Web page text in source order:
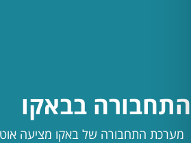
התחבורה בבאקו
מערכת התחבורה של באקו מציעה